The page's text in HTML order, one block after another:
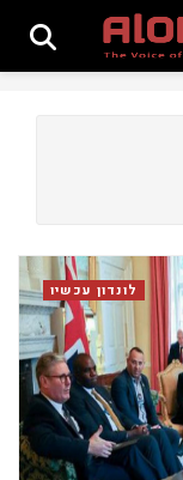
לונדון עכשיו